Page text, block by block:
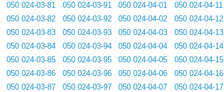
050 024-03-81
050 024-03-82
050 024-03-83
050 024-03-84
050 024-03-85
050 024-03-86
050 024-03-87
050 024-03-91
050 024-03-92
050 024-03-93
050 024-03-94
050 024-03-95
050 024-03-96
050 024-03-97
050 024-04-01
050 024-04-02
050 024-04-03
050 024-04-04
050 024-04-05
050 024-04-06
050 024-04-07
050 024-04-11
050 024-04-12
050 024-04-13
050 024-04-14
050 024-04-15
050 024-04-16
050 024-04-17